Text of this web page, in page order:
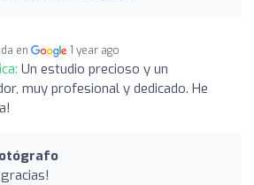
en 1 year ago
Un estudio precioso y un
muy profesional y dedicado. He